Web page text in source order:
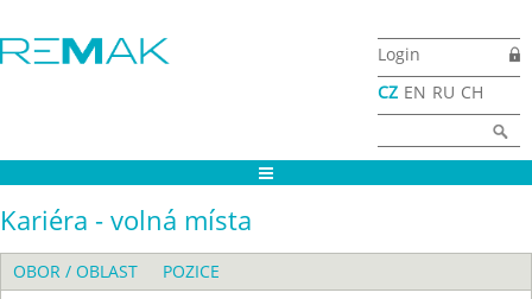
Login
CZ EN RU CH
Kariéra - volná místa
OBOR / OBLAST
POZICE